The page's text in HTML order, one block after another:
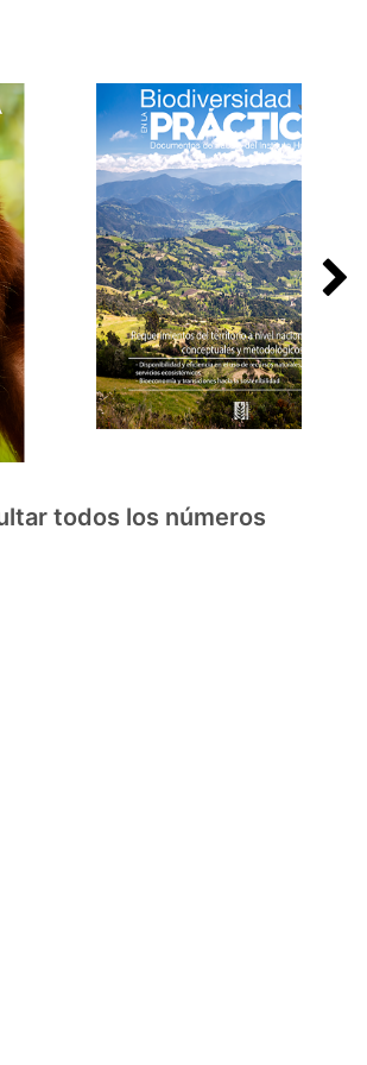
todos los números